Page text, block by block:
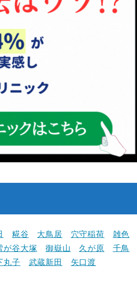
糀谷 大鳥居 穴守稲荷
雑色
が谷大塚 御嶽山 久が原
千鳥
丸子 武蔵新田 矢口渡